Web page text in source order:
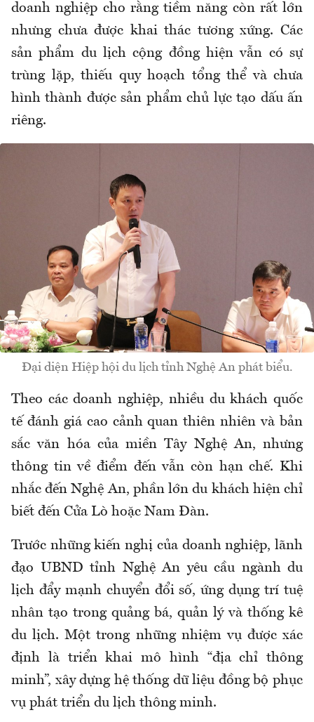
doanh nghiệp cho rằng tiềm năng còn rất lớn
nhưng chưa được khai thác tương xứng. Các
sản phẩm du lịch cộng đồng hiện vẫn có sự
trùng lặp, thiếu quy hoạch tổng thể và chưa
hình thành được sản phẩm chủ lực tạo dấu ấn
riêng.
Đại diện Hiệp hội du lịch tỉnh Nghệ An phát biểu.
Theo các doanh nghiệp, nhiều du khách quốc
tế đánh giá cao cảnh quan thiên nhiên và bản
sắc văn hóa của miền Tây Nghệ An, nhưng
thông tin về điểm đến vẫn còn hạn chế. Khi
nhắc đến Nghệ An, phần lớn du khách hiện chỉ
biết đến Cửa Lò hoặc Nam Đàn.
Trước những kiến nghị của doanh nghiệp, lãnh
đạo UBND tỉnh Nghệ An yêu cầu ngành du
lịch đẩy mạnh chuyển đổi số, ứng dụng trí tuệ
nhân tạo trong quảng bá, quản lý và thống kê
du lịch. Một trong những nhiệm vụ được xác
định là triển khai mô hình “địa chỉ thông
minh”, xây dựng hệ thống dữ liệu đồng bộ phục
vụ phát triển du lịch thông minh.